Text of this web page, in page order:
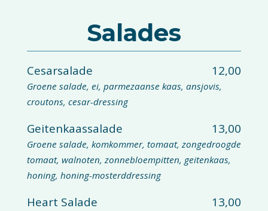
Salades
Cesarsalade 12,00
Groene salade, ei, parmezaanse kaas, ansjovis,
croutons, cesar-dressing
Geitenkaassalade 13,00
Groene salade, komkommer, tomaat, zongedroogde
tomaat, walnoten, zonnebloempitten, geitenkaas,
honing, honing-mosterddressing
Heart Salade 13,00